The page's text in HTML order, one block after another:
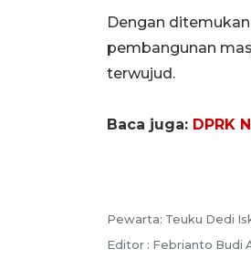
Dengan
pembangunan
terwujud.
Baca juga: DPRK
Pewarta: Teuku Dedi
Editor : Febrianto Budi